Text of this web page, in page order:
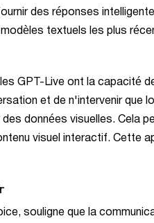
des réponses
textuels les plus
GPT-Live ont la capacité
et de n'intervenir que
données visuelles. Cela
visuel interactif. Cette
souligne que la